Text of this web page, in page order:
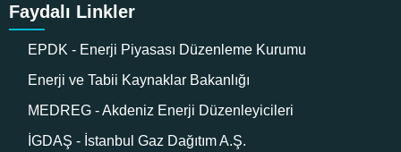
Faydalı Linkler
EPDK - Enerji Piyasası Düzenleme Kurumu
Enerji ve Tabii Kaynaklar Bakanlığı
MEDREG - Akdeniz Enerji Düzenleyicileri
İGDAŞ - İstanbul Gaz Dağıtım A.Ş.